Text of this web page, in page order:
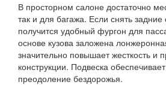
В просторном салоне достаточно
так и для багажа. Если снять задние
получится удобный фургон для
основе кузова заложена
значительно повышает жесткость и
конструкции. Подвеска
преодоление бездорожья.